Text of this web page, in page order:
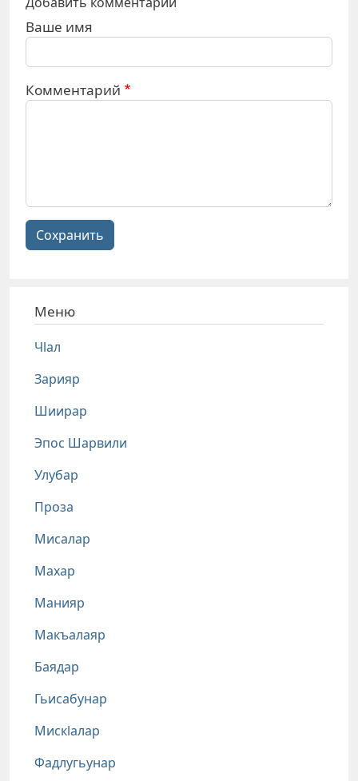
Ваше имя
Комментарий
Сохранить
Меню
Чlал
Зарияр
Шиирар
Эпос Шарвили
Улубар
Проза
Мисалар
Махар
Манияр
Макъалаяр
Баядар
Гьисабунар
Мискlалар
Фадлугьунар